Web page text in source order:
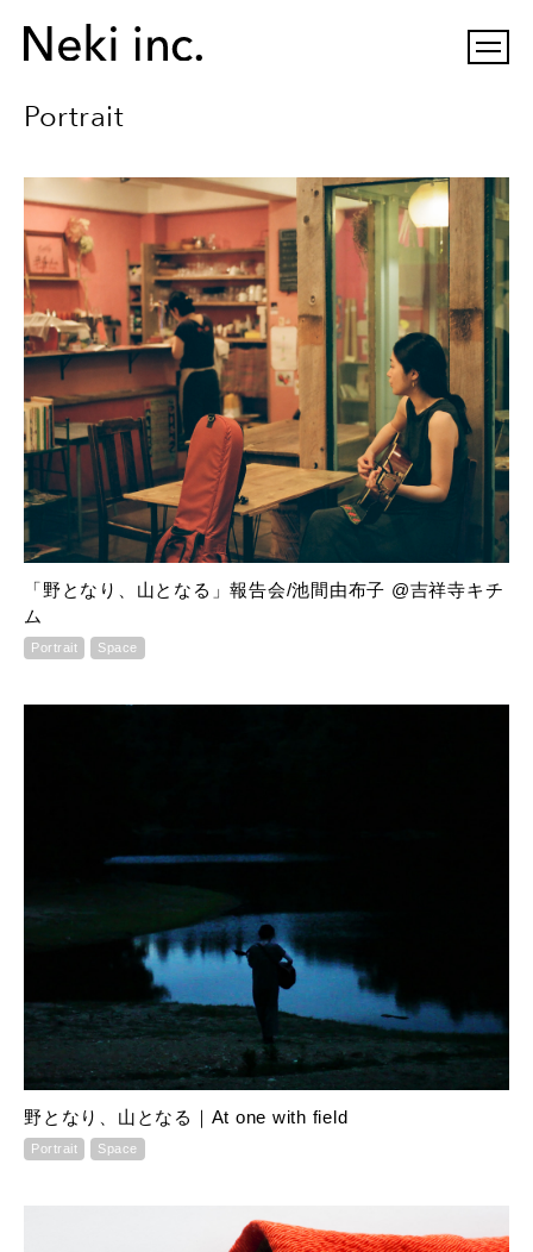
Portrait
「野となり、山となる」報告会/池間由布子 @吉祥寺キチ
ム
Portrait Space
野となり、山となる｜At one with field
Portrait Space